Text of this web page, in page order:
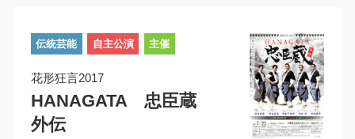
伝統芸能 自主公演 主催
花形狂言2017
HANAGATA 忠臣蔵
外伝